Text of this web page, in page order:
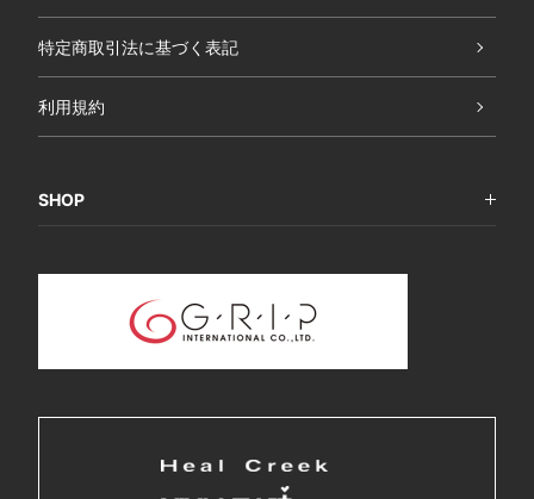
特定商取引法に基づく表記
利用規約
SHOP